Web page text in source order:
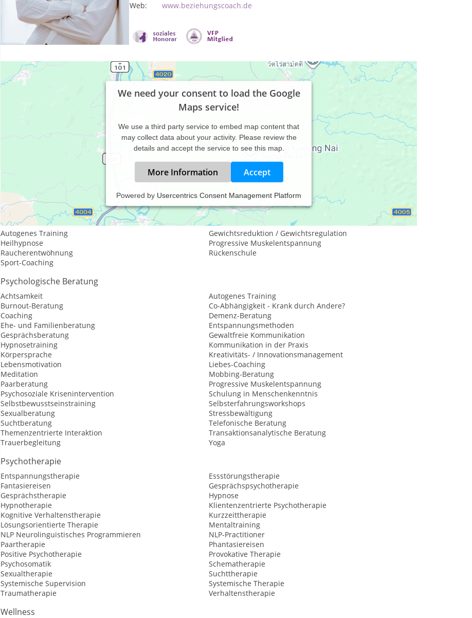
Web:
www.beziehungscoach.de
We need your consent to load the Google
Maps service!
We use a third party service to embed map content that
may collect data about your activity. Please review the
details and accept the service to see this map.
More Information Accept
Powered by Usercentrics Consent Management Platform
Leistungsspektrum:
Traditionelle und komplementäre Medizin, Heilkunde
Autogenes Training
Gewichtsreduktion / Gewichtsregulation
Heilhypnose
Progressive Muskelentspannung
Raucherentwöhnung
Rückenschule
Sport-Coaching
Psychologische Beratung
Achtsamkeit
Autogenes Training
Burnout-Beratung
Co-Abhängigkeit - Krank durch Andere?
Coaching
Demenz-Beratung
Ehe- und Familienberatung
Entspannungsmethoden
Gesprächsberatung
Gewaltfreie Kommunikation
Hypnosetraining
Kommunikation in der Praxis
Körpersprache
Kreativitäts- / Innovationsmanagement
Lebensmotivation
Liebes-Coaching
Meditation
Mobbing-Beratung
Paarberatung
Progressive Muskelentspannung
Psychosoziale Krisenintervention
Schulung in Menschenkenntnis
Selbstbewusstseinstraining
Selbsterfahrungsworkshops
Sexualberatung
Stressbewältigung
Suchtberatung
Telefonische Beratung
Themenzentrierte Interaktion
Transaktionsanalytische Beratung
Trauerbegleitung
Yoga
Psychotherapie
Entspannungstherapie
Essstörungstherapie
Fantasiereisen
Gesprächspsychotherapie
Gesprächstherapie
Hypnose
Hypnotherapie
Klientenzentrierte Psychotherapie
Kognitive Verhaltenstherapie
Kurzzeittherapie
Lösungsorientierte Therapie
Mentaltraining
NLP Neurolinguistisches Programmieren
NLP-Practitioner
Paartherapie
Phantasiereisen
Positive Psychotherapie
Provokative Therapie
Psychosomatik
Schematherapie
Sexualtherapie
Suchttherapie
Systemische Supervision
Systemische Therapie
Traumatherapie
Verhaltenstherapie
Wellness